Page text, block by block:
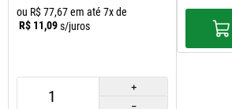
ou R$77,67em até 7x de
R$ 11,09s/juros
＋
－